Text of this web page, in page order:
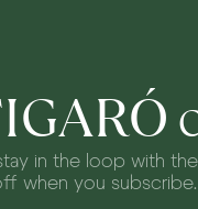
in the loop with
when you subscribe.